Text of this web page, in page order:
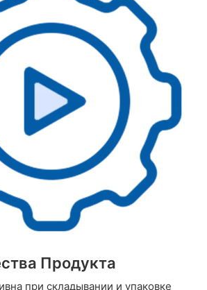
Продукта
при складывании и упаковке